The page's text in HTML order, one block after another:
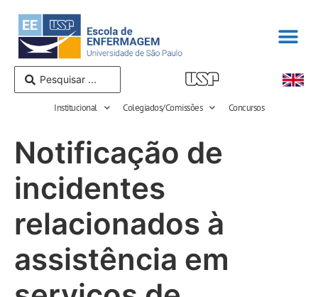
Institucional Colegiados/Comissões Concursos
Notificação de
incidentes
relacionados à
assistência em